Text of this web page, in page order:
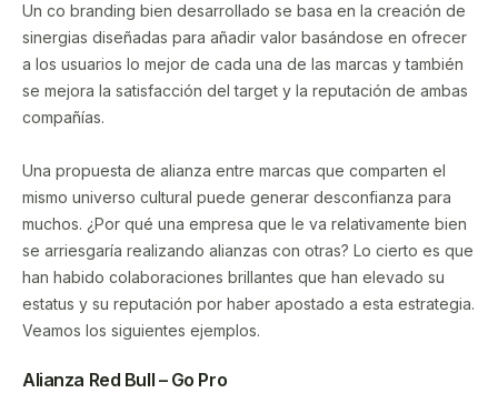
Un co branding bien desarrollado se basa en la creación de
sinergias diseñadas para añadir valor basándose en ofrecer
a los usuarios lo mejor de cada una de las marcas y también
se mejora la satisfacción del target y la reputación de ambas
compañías.
Una propuesta de alianza entre marcas que comparten el
mismo universo cultural puede generar desconfianza para
muchos. ¿Por qué una empresa que le va relativamente bien
se arriesgaría realizando alianzas con otras? Lo cierto es que
han habido colaboraciones brillantes que han elevado su
estatus y su reputación por haber apostado a esta estrategia.
Veamos los siguientes ejemplos.
Alianza Red Bull – Go Pro